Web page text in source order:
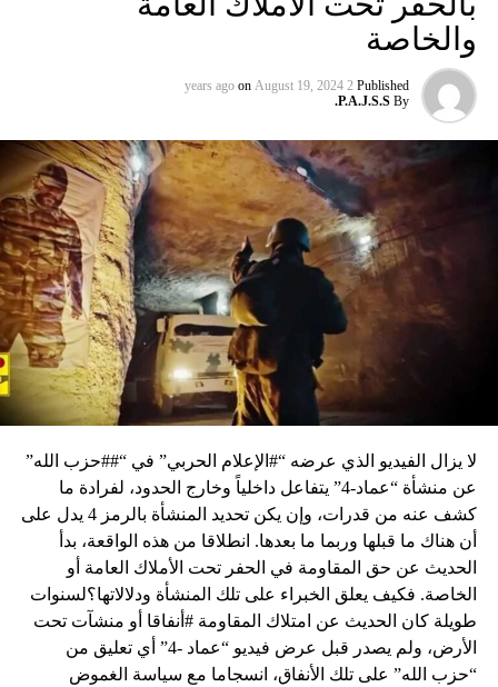
والخاصة
Published
2 years ago
on August 19, 2024
By
P.A.J.S.S.
لا يزال الفيديو الذي عرضه “#الإعلام الحربي” في “##حزب الله”
عن منشأة “عماد-4” يتفاعل داخلياً وخارج الحدود، لفرادة ما
كشف عنه من قدرات، وإن يكن تحديد المنشأة بالرمز 4 يدل على
أن هناك ما قبلها وربما ما بعدها. انطلاقا من هذه الواقعة، بدأ
الحديث عن حق المقاومة في الحفر تحت الأملاك العامة أو
الخاصة. فكيف يعلق الخبراء على تلك المنشأة ودلالاتها؟لسنوات
طويلة كان الحديث عن امتلاك المقاومة #أنفاقا أو منشآت تحت
الأرض، ولم يصدر قبل عرض فيديو “عماد -4” أي تعليق من
“حزب الله” على تلك الأنفاق، انسجاما مع سياسة الغموض